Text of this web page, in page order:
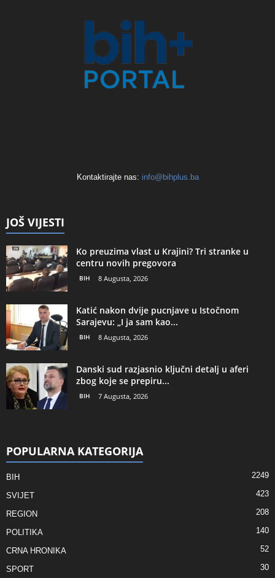
Kontaktirajte nas: info@bihplus.ba
JOŠ VIJESTI
Ko preuzima vlast u Krajini? Tri stranke u
centru novih pregovora
BIH 8 Augusta, 2026
Katić nakon dvije pucnjave u Istočnom
Sarajevu: „I ja sam kao...
BIH 8 Augusta, 2026
Danski sud razjasnio ključni detalj u aferi
zbog koje se prepiru...
BIH 7 Augusta, 2026
POPULARNA KATEGORIJA
BIH 2249
SVIJET 423
REGION 208
POLITIKA 140
CRNA HRONIKA 52
SPORT 30